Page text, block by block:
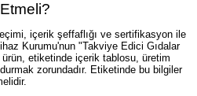
içerik şeffaflığı ve sertifikasyon ile
Kurumu'nun "Takviye Edici Gıdalar
ürün, etiketinde içerik tablosu, üretim
zorundadır. Etiketinde bu bilgiler